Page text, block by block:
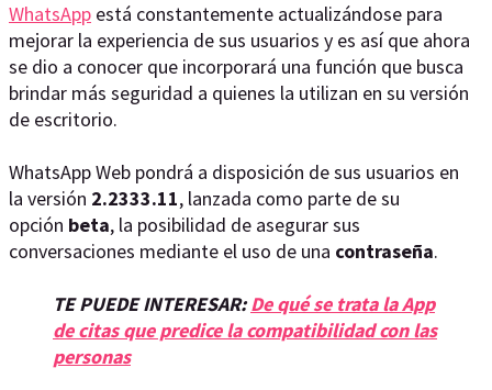
WhatsApp está constantemente actualizándose para
mejorar la experiencia de sus usuarios y es así que ahora
se dio a conocer que incorporará una función que busca
brindar más seguridad a quienes la utilizan en su versión
de escritorio.
WhatsApp Web pondrá a disposición de sus usuarios en
la versión 2.2333.11, lanzada como parte de su
opción beta, la posibilidad de asegurar sus
conversaciones mediante el uso de una contraseña.
TE PUEDE INTERESAR:De qué se trata la App
de citas que predice la compatibilidad con las
personas